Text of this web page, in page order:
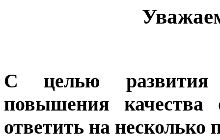
С целью развития
повышения качества
ответить на несколько